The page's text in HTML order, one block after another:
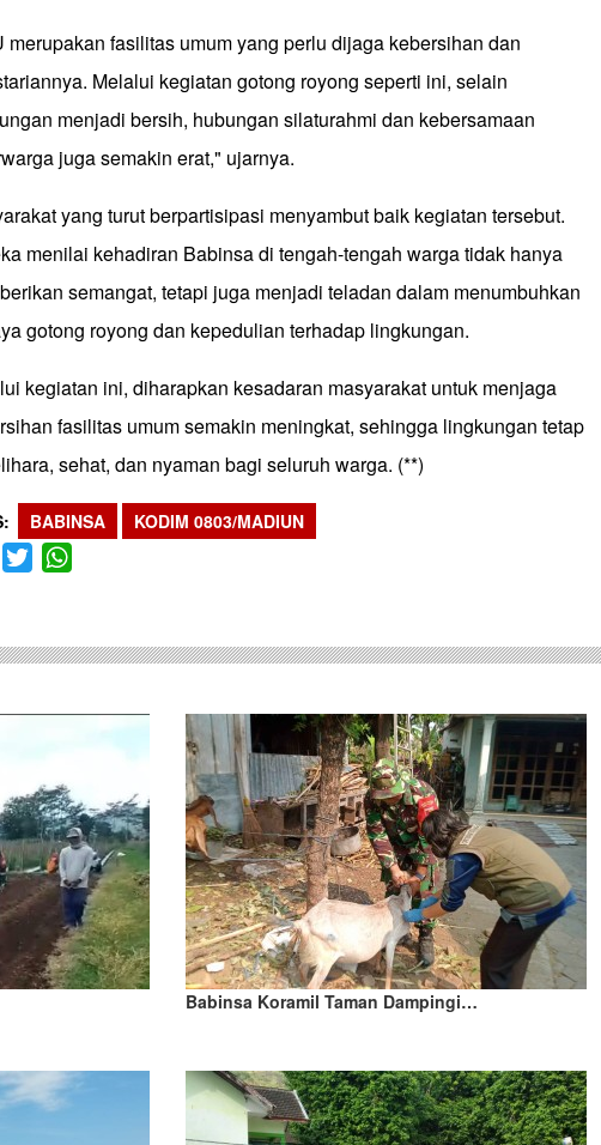
merupakan fasilitas umum yang perlu dijaga kebersihan dan
Melalui kegiatan gotong royong seperti ini, selain
menjadi bersih, hubungan silaturahmi dan kebersamaan
juga semakin erat," ujarnya.
yang turut berpartisipasi menyambut baik kegiatan tersebut.
menilai kehadiran Babinsa di tengah-tengah warga tidak hanya
semangat, tetapi juga menjadi teladan dalam menumbuhkan
gotong royong dan kepedulian terhadap lingkungan.
kegiatan ini, diharapkan kesadaran masyarakat untuk menjaga
fasilitas umum semakin meningkat, sehingga lingkungan tetap
sehat, dan nyaman bagi seluruh warga. (**)
BABINSA KODIM 0803/MADIUN
Facebook
Twitter
Babinsa Koramil Taman Dampingi…